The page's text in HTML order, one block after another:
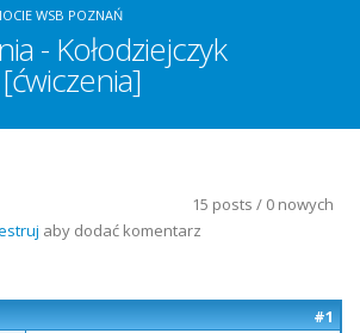
WSB POZNAŃ
- Kołodziejczyk
15 posts / 0 nowych
aby dodać komentarz
#1